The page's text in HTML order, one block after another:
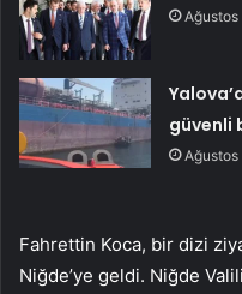
Ağustos
güvenli
Ağustos
Fahrettin Koca, bir dizi
Niğde’ye geldi. Niğde